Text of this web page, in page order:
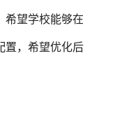
希望学校能够在
置，希望优化后